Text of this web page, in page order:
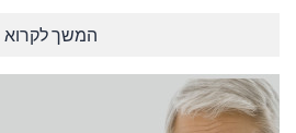
המשך לקרוא